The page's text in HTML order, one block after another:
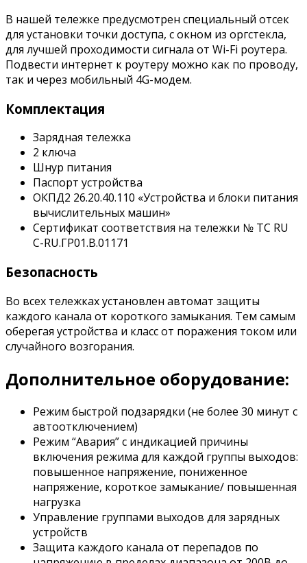
В нашей тележке предусмотрен специальный отсек
для установки точки доступа, с окном из оргстекла,
для лучшей проходимости сигнала от Wi-Fi роутера.
Подвести интернет к роутеру можно как по проводу,
так и через мобильный 4G-модем.
Комплектация
Зарядная тележка
2 ключа
Шнур питания
Паспорт устройства
ОКПД2 26.20.40.110 «Устройства и блоки питания
вычислительных машин»
Сертификат соответствия на тележки № ТС RU
С-RU.ГР01.В.01171
Безопасность
Во всех тележках установлен автомат защиты
каждого канала от короткого замыкания. Тем самым
оберегая устройства и класс от поражения током или
случайного возгорания.
Дополнительное оборудование:
Режим быстрой подзарядки (не более 30 минут с
автоотключением)
Режим “Авария” с индикацией причины
включения режима для каждой группы выходов:
повышенное напряжение, пониженное
напряжение, короткое замыкание/ повышенная
нагрузка
Управление группами выходов для зарядных
устройств
Защита каждого канала от перепадов по